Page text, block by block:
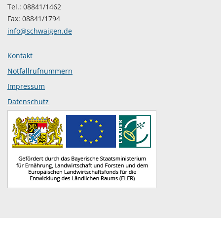
Tel.: 08841/1462
Fax: 08841/1794
info@schwaigen.de
Kontakt
Notfallrufnummern
Impressum
Datenschutz